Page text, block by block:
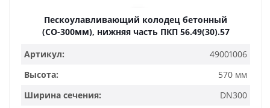
Пескоулавливающий колодец бетонный
(СО-300мм), нижняя часть ПКП 56.49(30).57
Артикул:
49001006
Высота:
570 мм
Ширина сечения:
DN300